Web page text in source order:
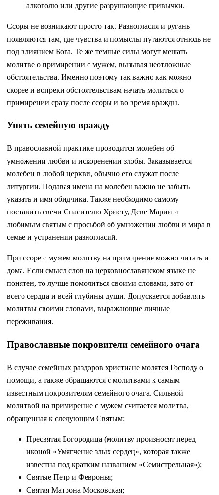
алкоголю или другие разрушающие привычки.
Ссоры не возникают просто так. Разногласия и ругань
появляются там, где чувства и помыслы путаются отнюдь не
под влиянием Бога. Те же темные силы могут мешать
молитве о примирении с мужем, вызывая неотложные
обстоятельства. Именно поэтому так важно как можно
скорее и вопреки обстоятельствам начать молиться о
примирении сразу после ссоры и во время вражды.
Унять семейную вражду
В православной практике проводится молебен об
умножении любви и искоренении злобы. Заказывается
молебен в любой церкви, обычно его служат после
литургии. Подавая имена на молебен важно не забыть
указать и имя обидчика. Также необходимо самому
поставить свечи Спасителю Христу, Деве Марии и
любимым святым с просьбой об умножении любви и мира в
семье и устранении разногласий.
При ссоре с мужем молитву на примирение можно читать и
дома. Если смысл слов на церковнославянском языке не
понятен, то лучше помолиться своими словами, зато от
всего сердца и всей глубины души. Допускается добавлять
молитвы своими словами, выражающие личные
переживания.
Православные покровители семейного очага
В случае семейных раздоров христиане молятся Господу о
помощи, а также обращаются с молитвами к самым
известным покровителям семейного очага. Сильной
молитвой на примирение с мужем считается молитва,
обращенная к следующим Святым:
Пресвятая Богородица (молитву произносят перед
иконой «Умягчение злых сердец», которая также
известна под кратким названием «Семистрельная»);
Святые Петр и Февронья;
Святая Матрона Московская;